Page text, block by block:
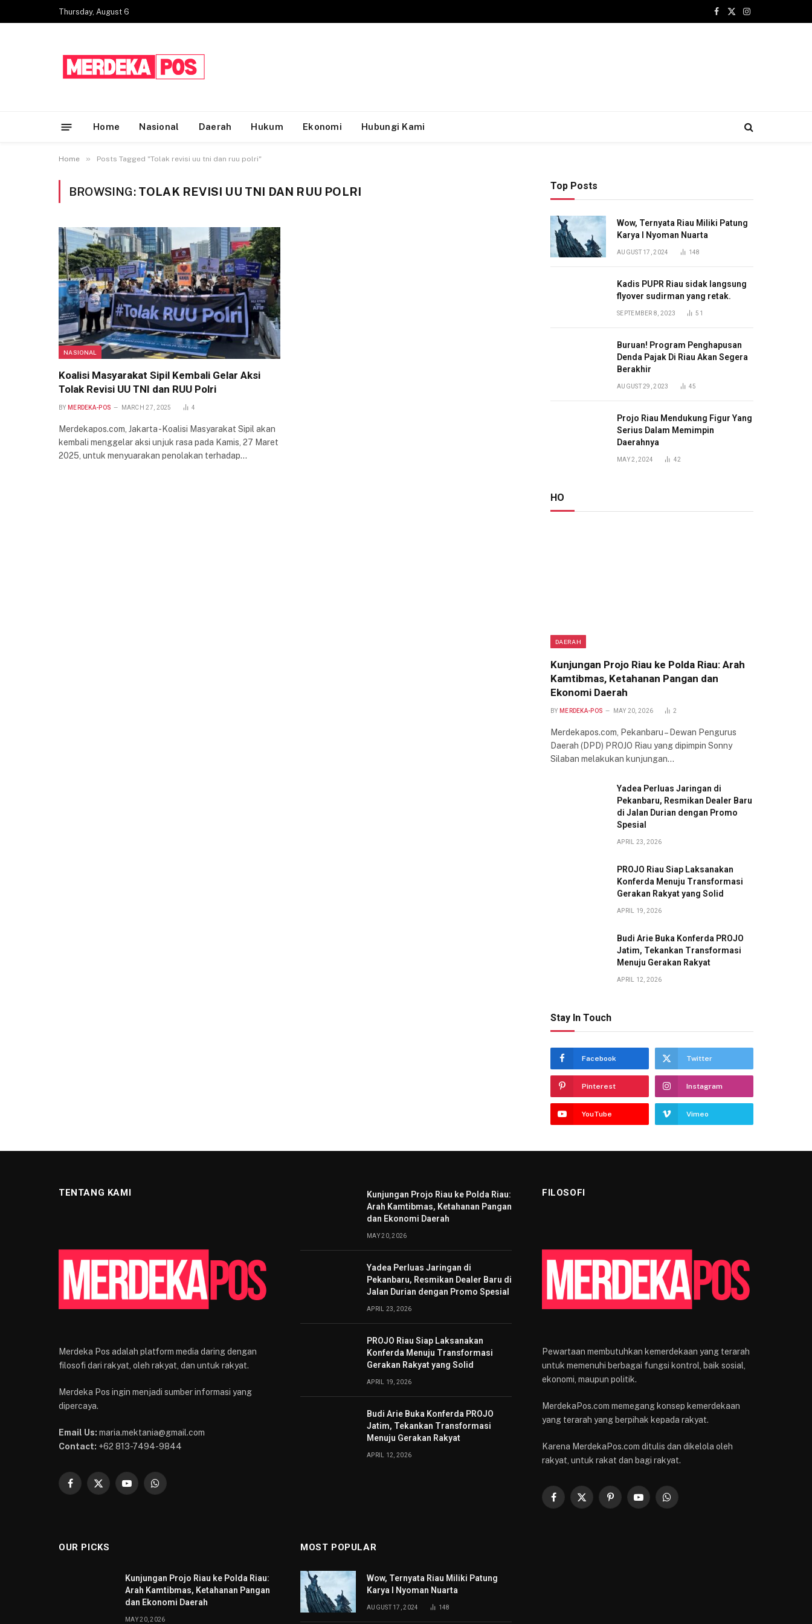
Thursday, August 6
Facebook
X
Instagram
Home Nasional Daerah Hukum Ekonomi Hubungi Kami
Home » Posts Tagged "Tolak revisi uu tni dan ruu polri"
BROWSING: TOLAK REVISI UU TNI DAN RUU POLRI
NASIONAL
Koalisi Masyarakat Sipil Kembali Gelar Aksi
Tolak Revisi UU TNI dan RUU Polri
BY MERDEKA-POS MARCH 27, 2025 4
Merdekapos.com, Jakarta -Koalisi Masyarakat Sipil akan
kembali menggelar aksi unjuk rasa pada Kamis, 27 Maret
2025, untuk menyuarakan penolakan terhadap…
Top Posts
Wow, Ternyata Riau Miliki Patung
Karya I Nyoman Nuarta
AUGUST 17, 2024 148
Kadis PUPR Riau sidak langsung
flyover sudirman yang retak.
SEPTEMBER 8, 2023 51
Buruan! Program Penghapusan
Denda Pajak Di Riau Akan Segera
Berakhir
AUGUST 29, 2023 45
Projo Riau Mendukung Figur Yang
Serius Dalam Memimpin
Daerahnya
MAY 2, 2024 42
HO
DAERAH
Kunjungan Projo Riau ke Polda Riau: Arah
Kamtibmas, Ketahanan Pangan dan
Ekonomi Daerah
BY MERDEKA-POS MAY 20, 2026 2
Merdekapos.com, Pekanbaru – Dewan Pengurus
Daerah (DPD) PROJO Riau yang dipimpin Sonny
Silaban melakukan kunjungan…
Yadea Perluas Jaringan di
Pekanbaru, Resmikan Dealer Baru
di Jalan Durian dengan Promo
Spesial
APRIL 23, 2026
PROJO Riau Siap Laksanakan
Konferda Menuju Transformasi
Gerakan Rakyat yang Solid
APRIL 19, 2026
Budi Arie Buka Konferda PROJO
Jatim, Tekankan Transformasi
Menuju Gerakan Rakyat
APRIL 12, 2026
Stay In Touch
Facebook Twitter
Pinterest Instagram
YouTube Vimeo
TENTANG KAMI
Merdeka Pos adalah platform media daring dengan
filosofi dari rakyat, oleh rakyat, dan untuk rakyat.
Merdeka Pos ingin menjadi sumber informasi yang
dipercaya.
Email Us: maria.mektania@gmail.com
Contact: +62 813-7494-9844
Facebook
X
YouTubeWhatsApp
Kunjungan Projo Riau ke Polda Riau:
Arah Kamtibmas, Ketahanan Pangan
dan Ekonomi Daerah
MAY 20, 2026
Yadea Perluas Jaringan di
Pekanbaru, Resmikan Dealer Baru di
Jalan Durian dengan Promo Spesial
APRIL 23, 2026
PROJO Riau Siap Laksanakan
Konferda Menuju Transformasi
Gerakan Rakyat yang Solid
APRIL 19, 2026
Budi Arie Buka Konferda PROJO
Jatim, Tekankan Transformasi
Menuju Gerakan Rakyat
APRIL 12, 2026
FILOSOFI
Pewartaan membutuhkan kemerdekaan yang terarah
untuk memenuhi berbagai fungsi kontrol, baik sosial,
ekonomi, maupun politik.
MerdekaPos.com memegang konsep kemerdekaan
yang terarah yang berpihak kepada rakyat.
Karena MerdekaPos.com ditulis dan dikelola oleh
rakyat, untuk rakat dan bagi rakyat.
Facebook
X
PinterestYouTubeWhatsApp
OUR PICKS
Kunjungan Projo Riau ke Polda Riau:
Arah Kamtibmas, Ketahanan Pangan
dan Ekonomi Daerah
MAY 20, 2026
MOST POPULAR
Wow, Ternyata Riau Miliki Patung
Karya I Nyoman Nuarta
AUGUST 17, 2024 148